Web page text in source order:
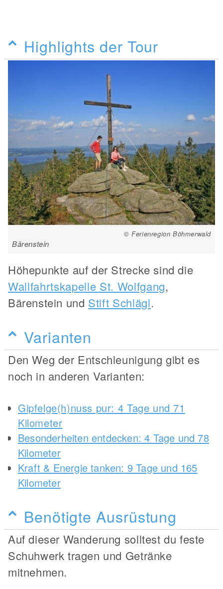
Highlights der Tour
© Ferienregion Böhmerwald
Bärenstein
Höhepunkte auf der Strecke sind die
Wallfahrtskapelle St. Wolfgang,
Bärenstein und Stift Schlägl.
Varianten
Den Weg der Entschleunigung gibt es
noch in anderen Varianten:
Gipfelge(h)nuss pur: 4 Tage und 71
Kilometer
Besonderheiten entdecken: 4 Tage und 78
Kilometer
Kraft & Energie tanken: 9 Tage und 165
Kilometer
Benötigte Ausrüstung
Auf dieser Wanderung solltest du feste
Schuhwerk tragen und Getränke
mitnehmen.